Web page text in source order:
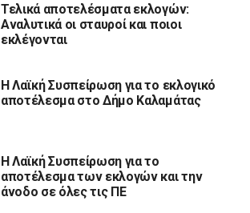
Τελικά αποτελέσματα εκλογών:
Αναλυτικά οι σταυροί και ποιοι
εκλέγονται
Η Λαϊκή Συσπείρωση για το εκλογικό
αποτέλεσμα στο Δήμο Καλαμάτας
Η Λαϊκή Συσπείρωση για το
αποτέλεσμα των εκλογών και την
άνοδο σε όλες τις ΠΕ